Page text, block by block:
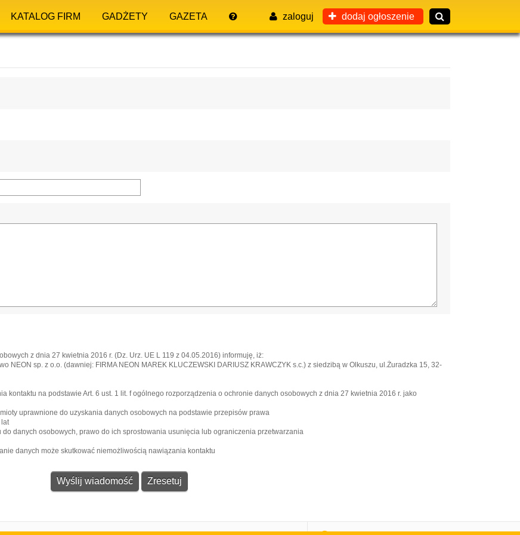
KATALOG FIRM GADŻETY GAZETA zaloguj dodaj ogłoszenie
z dnia 27 kwietnia 2016 r. (Dz. Urz. UE L 119 z 04.05.2016) informuję, iż:
NEON sp. z o.o. (dawniej: FIRMA NEON MAREK KLUCZEWSKI DARIUSZ KRAWCZYK s.c.) z siedzibą w Olkuszu, ul.Żuradzka 15, 32-
kontaktu na podstawie Art. 6 ust. 1 lit. f ogólnego rozporządzenia o ochronie danych osobowych z dnia 27 kwietnia 2016 r. jako
uprawnione do uzyskania danych osobowych na podstawie przepisów prawa
danych osobowych, prawo do ich sprostowania usunięcia lub ograniczenia przetwarzania
danych może skutkować niemożliwością nawiązania kontaktu